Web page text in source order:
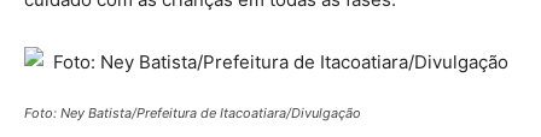
Foto: Ney Batista/Prefeitura de Itacoatiara/Divulgação